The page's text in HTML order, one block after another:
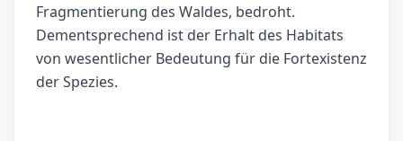
Fragmentierung des Waldes, bedroht.
Dementsprechend ist der Erhalt des Habitats
von wesentlicher Bedeutung für die Fortexistenz
der Spezies.